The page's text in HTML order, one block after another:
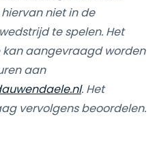
niet in de
te spelen. Het
aangevraagd worden
aan
. Het
vervolgens beoordelen.